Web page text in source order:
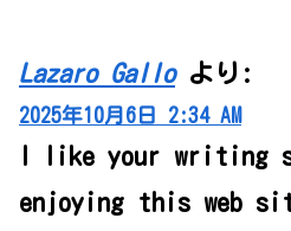
Lazaro Gallo より:
2025年10月6日 2:34 AM
I like your writing
enjoying this web